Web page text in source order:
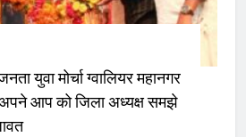
युवा मोर्चा ग्वालियर महानगर
अपने आप को जिला अध्यक्ष समझे